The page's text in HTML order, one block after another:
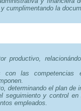
cumplimentando la
productivo,
con las
determinando el plan de
seguimiento y control
empleados.